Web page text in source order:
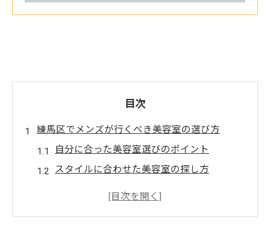
目次
練馬区でメンズが行くべき美容室の選び方
自分に合った美容室選びのポイント
スタイルに合わせた美容室の探し方
口コミを活用した美容室選び